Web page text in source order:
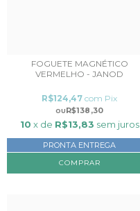
FOGUETE MAGNÉTICO
VERMELHO - JANOD
R$138,30
R$124,47 com Pix
10 x de R$13,83 sem juros
PRONTA ENTREGA